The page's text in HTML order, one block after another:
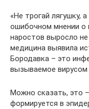
«Не трогай лягушку,
ошибочном мнении о
наростов выросло
медицина выявила
Бородавка – это
вызываемое
Можно сказать, это
формируется в